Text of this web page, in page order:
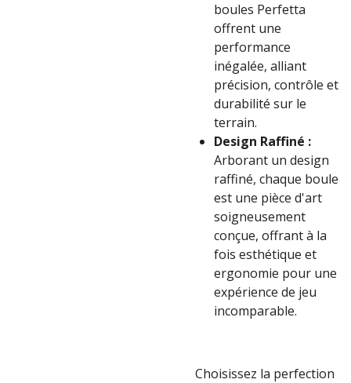
boules Perfetta
offrent une
performance
inégalée, alliant
précision, contrôle et
durabilité sur le
terrain.
Design Raffiné :
Arborant un design
raffiné, chaque boule
est une pièce d'art
soigneusement
conçue, offrant à la
fois esthétique et
ergonomie pour une
expérience de jeu
incomparable.
Choisissez la perfection